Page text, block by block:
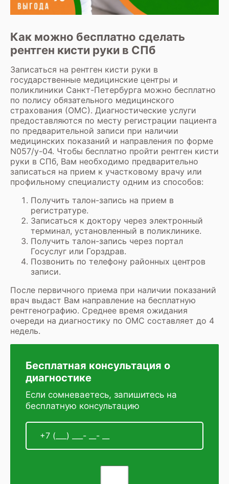
Как можно бесплатно сделать
рентген кисти руки в СПб
Записаться на рентген кисти руки в
государственные медицинские центры и
поликлиники Санкт-Петербурга можно бесплатно
по полису обязательного медицинского
страхования (ОМС). Диагностические услуги
предоставляются по месту регистрации пациента
по предварительной записи при наличии
медицинских показаний и направления по форме
N057/у-04. Чтобы бесплатно пройти рентген кисти
руки в СПб, Вам необходимо предварительно
записаться на прием к участковому врачу или
профильному специалисту одним из способов:
Получить талон-запись на прием в
регистратуре.
Записаться к доктору через электронный
терминал, установленный в поликлинике.
Получить талон-запись через портал
Госуслуг или Горздрав.
Позвонить по телефону районных центров
записи.
После первичного приема при наличии показаний
врач выдаст Вам направление на бесплатную
рентгенографию. Среднее время ожидания
очереди на диагностику по ОМС составляет до 4
недель.
Бесплатная консультация о
диагностике
Если сомневаетесь, запишитесь на
бесплатную консультацию